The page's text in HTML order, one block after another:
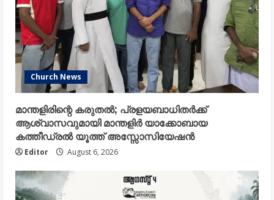
Church News
മാന്തളിരിന്റെ കരുതൽ; പ്രളയബാധിതർക്ക്
ആശ്വാസവുമായി മാന്തളിർ യാക്കോബായ
കത്തീഡ്രൽ യൂത്ത് അസ്സോസിയേഷൻ
Editor August 6, 2026